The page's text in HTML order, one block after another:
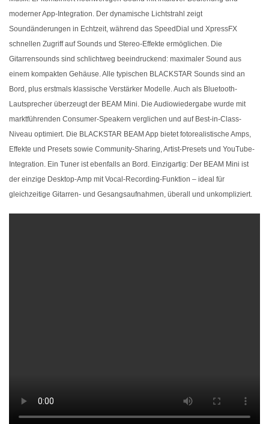
moderner App-Integration. Der dynamische Lichtstrahl zeigt
Soundänderungen in Echtzeit, während das SpeedDial und XpressFX
schnellen Zugriff auf Sounds und Stereo-Effekte ermöglichen. Die
Gitarrensounds sind schlichtweg beeindruckend: maximaler Sound aus
einem kompakten Gehäuse. Alle typischen BLACKSTAR Sounds sind an
Bord, plus erstmals klassische Verstärker Modelle. Auch als Bluetooth-
Lautsprecher überzeugt der BEAM Mini. Die Audiowiedergabe wurde mit
marktführenden Consumer-Speakern verglichen und auf Best-in-Class-
Niveau optimiert. Die BLACKSTAR BEAM App bietet fotorealistische Amps,
Effekte und Presets sowie Community-Sharing, Artist-Presets und YouTube-
Integration. Ein Tuner ist ebenfalls an Bord. Einzigartig: Der BEAM Mini ist
der einzige Desktop-Amp mit Vocal-Recording-Funktion – ideal für
gleichzeitige Gitarren- und Gesangsaufnahmen, überall und unkompliziert.